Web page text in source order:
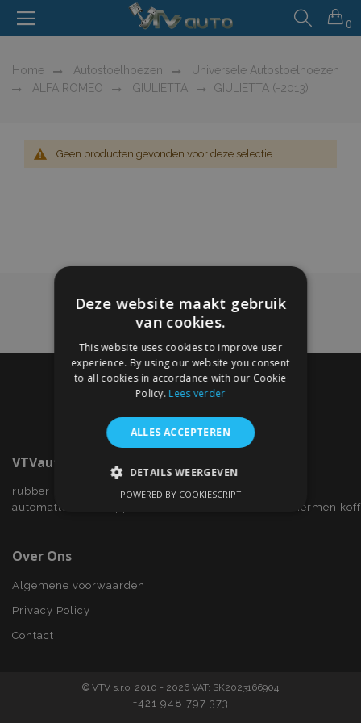
0
Home Autostoelhoezen
Universele Autostoelhoezen
ALFA ROMEO
GIULIETTA GIULIETTA (-2013)
Geen producten gevonden voor deze selectie.
VTVauto.nl
rubber
Over Ons
Algemene voorwaarden
Privacy Policy
Contact
© VTV s.r.o. 2010 - 2026 VAT: SK2023166904
+421 948 797 373
Deze website maakt gebruik
van cookies.
This website uses cookies to improve user
experience. By using our website you consent
to all cookies in accordance with our Cookie
Policy. Lees verder
ALLES ACCEPTEREN
DETAILS WEERGEVEN
Strictly necessary cookies allow core website
functionality such as user login and account
POWERED BY COOKIESCRIPT